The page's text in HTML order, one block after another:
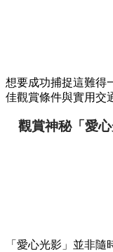
想要成功捕捉這難得
佳觀賞條件與實用交
觀賞神秘「愛
「愛心光影」並非